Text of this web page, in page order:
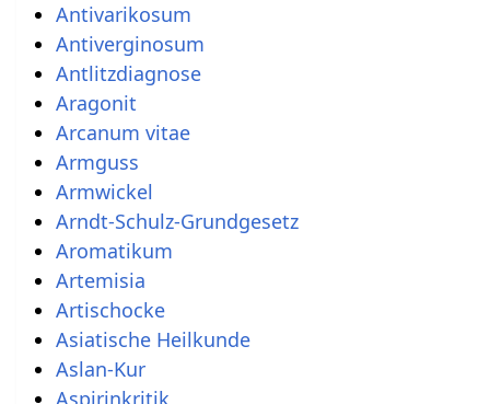
Antivarikosum
Antiverginosum
Antlitzdiagnose
Aragonit
Arcanum vitae
Armguss
Armwickel
Arndt-Schulz-Grundgesetz
Aromatikum
Artemisia
Artischocke
Asiatische Heilkunde
Aslan-Kur
Aspirinkritik